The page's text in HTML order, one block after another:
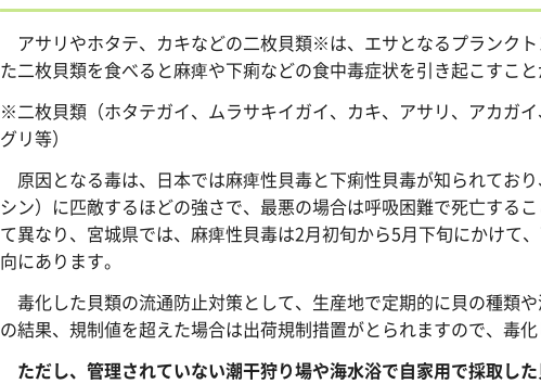
アサリやホタテ、カキなどの二枚貝類※は、エサとなるプランク
た二枚貝類を食べると麻痺や下痢などの食中毒症状を引き起こすこと
※二枚貝類（ホタテガイ、ムラサキイガイ、カキ、アサリ、アカガ
グリ等）
原因となる毒は、日本では麻痺性貝毒と下痢性貝毒が知られてお
シン）に匹敵するほどの強さで、最悪の場合は呼吸困難で死亡する
て異なり、宮城県では、麻痺性貝毒は2月初旬から5月下旬にかけて
向にあります。
毒化した貝類の流通防止対策として、生産地で定期的に貝の種類
の結果、規制値を超えた場合は出荷規制措置がとられますので、毒
ただし、管理されていない潮干狩り場や海水浴で自家用で採取した